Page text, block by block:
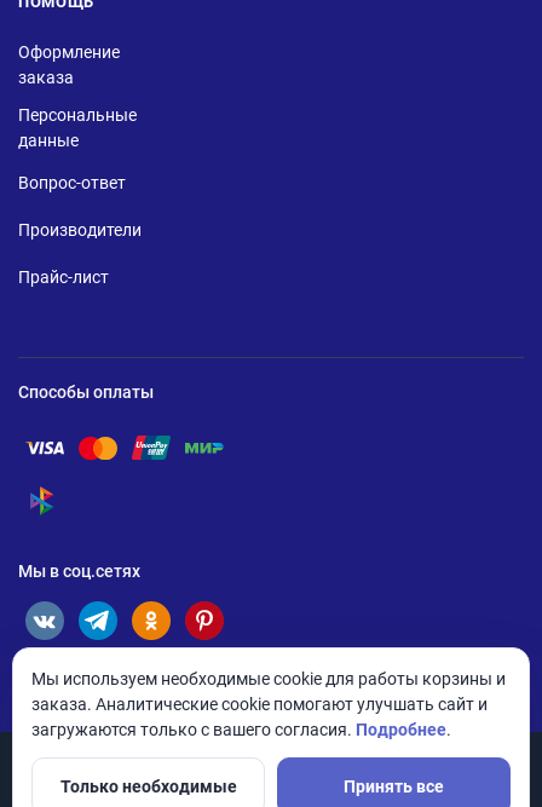
Оформление
заказа
Персональные
данные
Вопрос-ответ
Производители
Прайс-лист
Способы оплаты
Помощь по оплате Visa
Помощь по оплате Mastercard
Помощь по оплате UnionPay
Помощь по оплате Мир
Помощь по оплате СБП
Мы в соц.сетях
© 2026 ANDPRO / ООО «АНД-Системс»
Мы используем необходимые cookie для работы корзины и
заказа. Аналитические cookie помогают улучшать сайт и
загружаются только с вашего согласия. Подробнее.
Только необходимые Принять все